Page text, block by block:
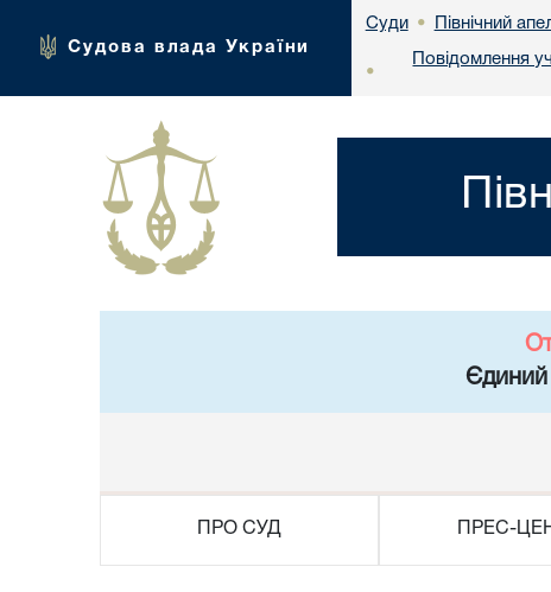
Судова влада України
Суди • Північний
•
Повідомлення
Єдиний
ПРО СУД ПРЕС-